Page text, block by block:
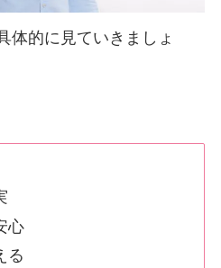
体的に見ていきましょ
心
る